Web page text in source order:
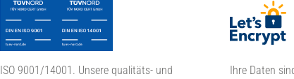
ISO 9001/14001. Unsere qualitäts- und
Ihre Daten